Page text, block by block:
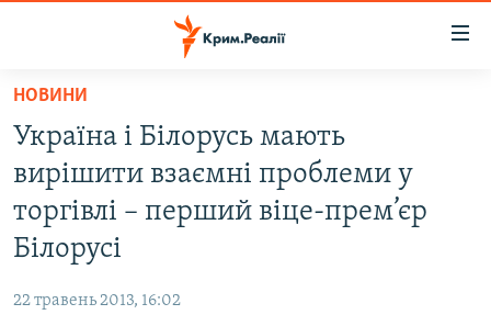
Перейти
основного
матеріалу
Перейти
до
основної
Перейти
ВОДА.КРИМ
ВІДЕО ТА ФОТО
ПОЛІТИКА
ПОГЛЯД
НОВИНИ
Україна і Білорусь мають
вирішити взаємні проблеми у
торгівлі – перший віце-прем’єр
Білорусі
22 травень 2013, 16:02